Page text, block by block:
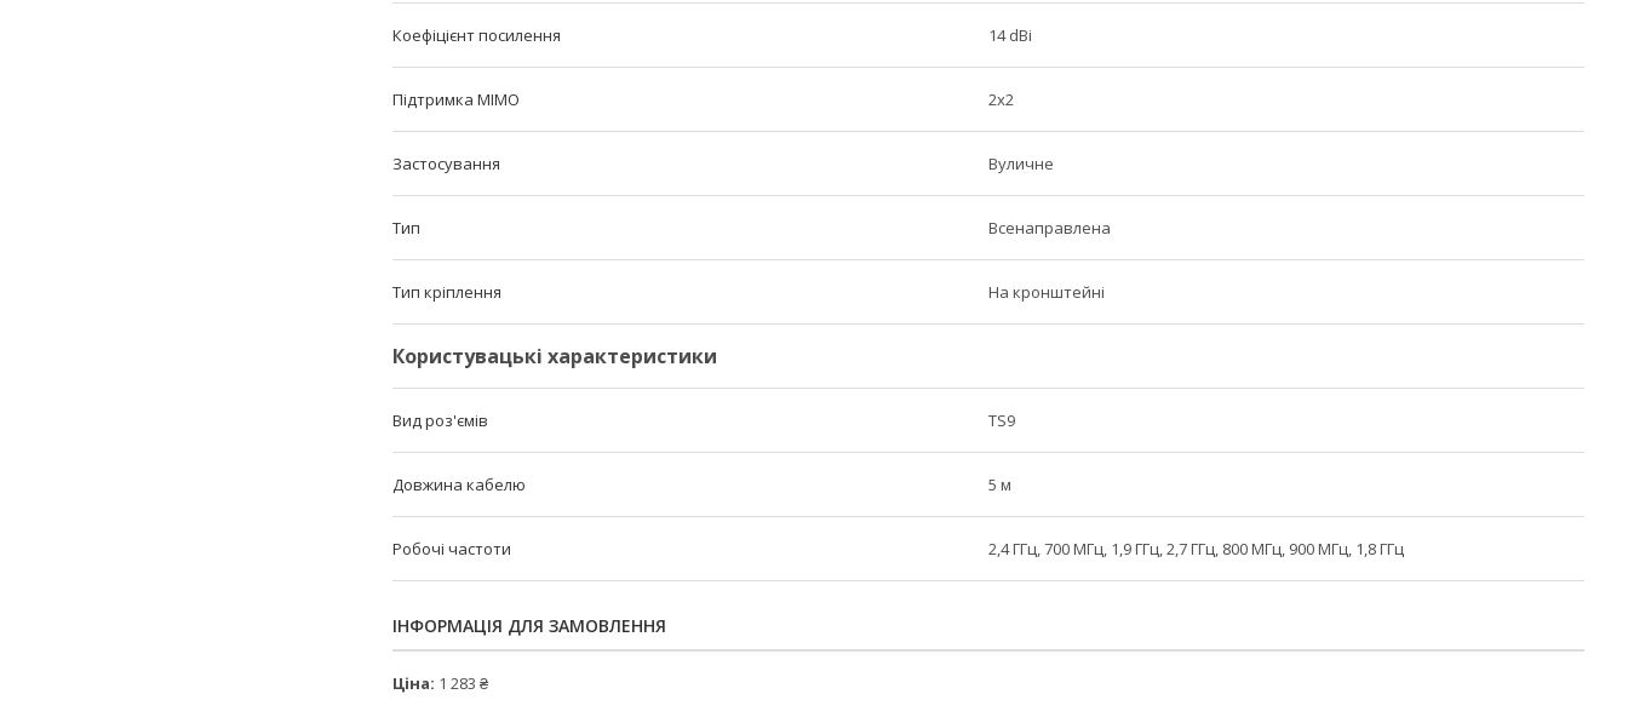
Коефіцієнт посилення 14 dBi
Підтримка MIMO 2x2
Застосування Вуличне
Тип Всенаправлена
Тип кріплення На кронштейні
Користувацькі характеристики
Вид роз'ємів TS9
Довжина кабелю 5 м
Робочі частоти 2,4 ГГц, 700 МГц, 1,9 ГГц, 2,7 ГГц, 800 МГц, 900 МГц, 1,8 ГГц
ІНФОРМАЦІЯ ДЛЯ ЗАМОВЛЕННЯ
Ціна: 1 283 ₴